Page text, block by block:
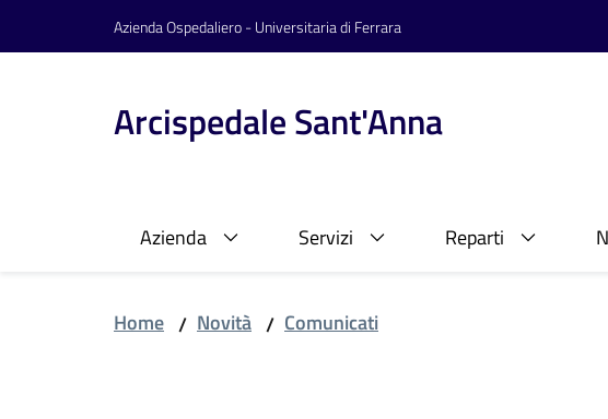
Vai al contenuto
Vai alla navigazioneAzienda Ospedaliero - Universitaria di Ferrara
Arcispedale Sant'Anna
Azienda Servizi Reparti
Home / Novità / Comunicati